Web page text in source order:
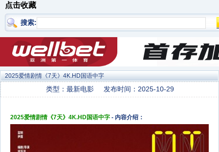
点击收藏
搜索:
2025爱情剧情《7天》4K.HD国语中字
类型：最新电影 发布时间：2025-10-29
2025爱情剧情《7天》4K.HD国语中字 - 内容介绍：